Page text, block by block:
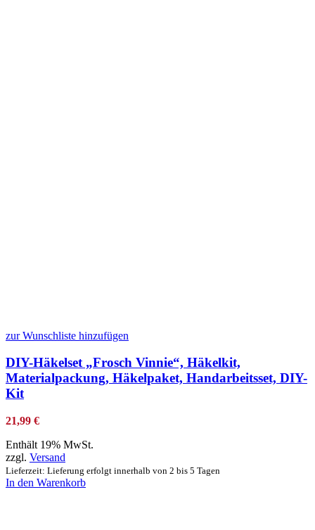
zur Wunschliste hinzufügen
DIY-Häkelset „Frosch Vinnie“, Häkelkit,
Materialpackung, Häkelpaket, Handarbeitsset, DIY-
Kit
21,99 €
Enthält 19% MwSt.
zzgl. Versand
Lieferzeit: Lieferung erfolgt innerhalb von 2 bis 5 Tagen
In den Warenkorb